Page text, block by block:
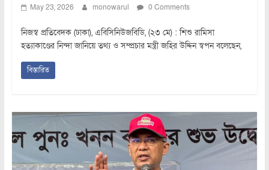
May 23, 2026 monowarul 0 Comments
নিজস্ব প্রতিবেদক (ঢাকা), এবিসিনিউজবিডি, (২৩ মে) : শিশু রামিসা
হত্যাকাণ্ডের নিন্দা জানিয়ে তথ্য ও সম্প্রচার মন্ত্রী জহির উদ্দিন স্বপন বলেছেন,
বিস্তারিত